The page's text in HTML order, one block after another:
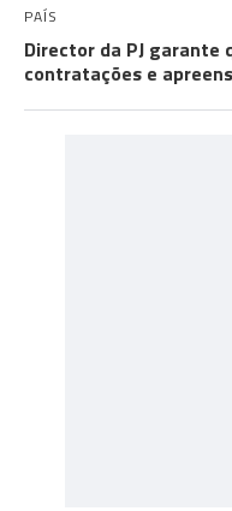
PAÍS
Director da PJ garante
contratações e